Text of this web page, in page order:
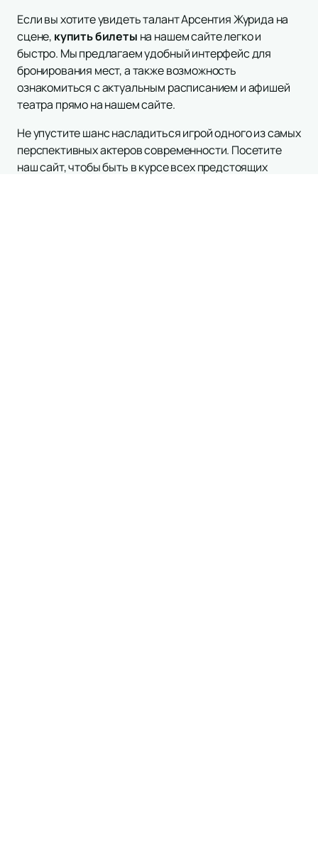
Если вы хотите увидеть талант Арсентия Журида на
сцене, купить билеты на нашем сайте легко и
быстро. Мы предлагаем удобный интерфейс для
бронирования мест, а также возможность
ознакомиться с актуальным расписанием и афишей
театра прямо на нашем сайте.
Не упустите шанс насладиться игрой одного из самых
перспективных актеров современности. Посетите
наш сайт, чтобы быть в курсе всех предстоящих